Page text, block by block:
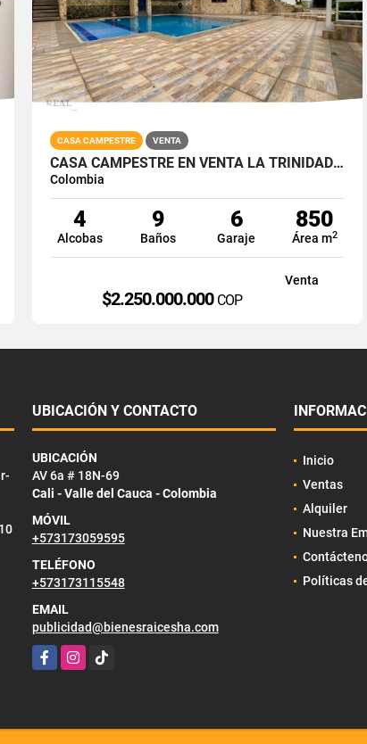
CASA CAMPESTRE VENTA
CASA CAMPESTRE EN VENTA LA TRINIDAD VÍA LA REFORMA CALI SUR 1000M2
Colombia
4
Alcobas
9
Baños
6
Garaje
850
Área m2
Venta
$2.250.000.000 COP
UBICACIÓN Y CONTACTO
UBICACIÓN
AV 6a # 18N-69
Cali - Valle del Cauca - Colombia
MÓVIL
+573173059595
TELÉFONO
+573173115548
EMAIL
publicidad@bienesraicesha.com
FacebookInstagram
TikTok
Inicio
Ventas
Alquiler
Nuestra
Políticas